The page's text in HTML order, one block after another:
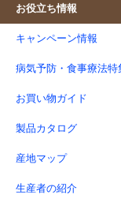
お役立ち情報
キャンペーン情報
病気予防・食事療法特
お買い物ガイド
製品カタログ
産地マップ
生産者の紹介